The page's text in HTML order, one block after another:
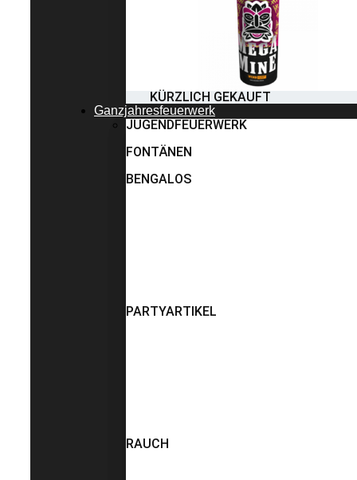
KÜRZLICH GEKAUFT
Ganzjahresfeuerwerk
JUGENDFEUERWERK
FONTÄNEN
BENGALOS
PARTYARTIKEL
RAUCH